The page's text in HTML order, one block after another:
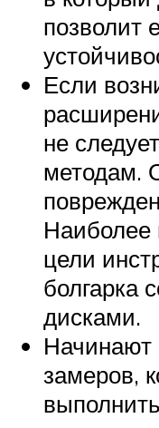
позволит
Если
не
методам.
Наиболее
цели
болгарка
дисками.
Начинают
замеров,